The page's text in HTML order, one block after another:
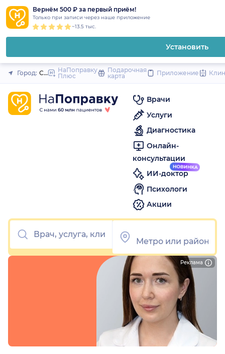
Вернём 500 ₽ за первый приём!
Только при записи через наше приложение
~13.5 тыс.
Установить
Закрыть
Город: Санкт-Петербург
НаПоправку
Плюс
Подарочная
карта
Приложение
Врачи
Услуги
Диагностика
Онлайн-
консультации
ИИ-доктор
Психологи
Акции
Реклама